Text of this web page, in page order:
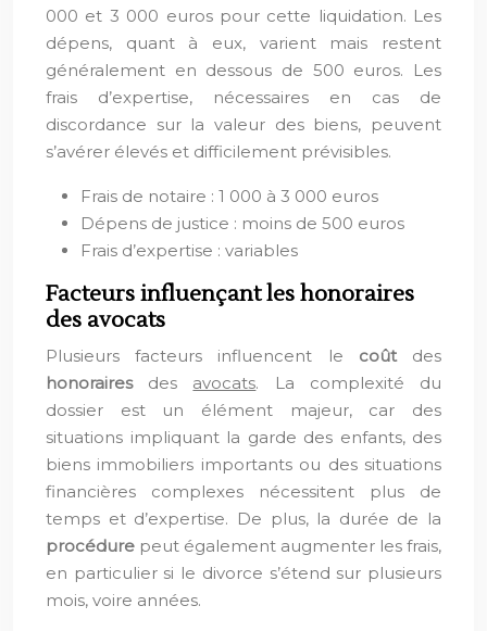
000 et 3 000 euros pour cette liquidation. Les
dépens, quant à eux, varient mais restent
généralement en dessous de 500 euros. Les
frais d’expertise, nécessaires en cas de
discordance sur la valeur des biens, peuvent
s’avérer élevés et difficilement prévisibles.
Frais de notaire : 1 000 à 3 000 euros
Dépens de justice : moins de 500 euros
Frais d’expertise : variables
Facteurs influençant les honoraires
des avocats
Plusieurs facteurs influencent le coûtdes
honorairesdes avocats. La complexité du
dossier est un élément majeur, car des
situations impliquant la garde des enfants, des
biens immobiliers importants ou des situations
financières complexes nécessitent plus de
temps et d’expertise. De plus, la durée de la
procédure peut également augmenter les frais,
en particulier si le divorce s’étend sur plusieurs
mois, voire années.